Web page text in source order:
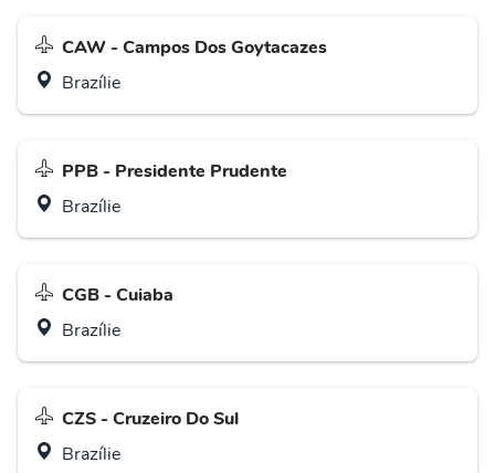
CAW - Campos Dos Goytacazes
Brazílie
PPB - Presidente Prudente
Brazílie
CGB - Cuiaba
Brazílie
CZS - Cruzeiro Do Sul
Brazílie